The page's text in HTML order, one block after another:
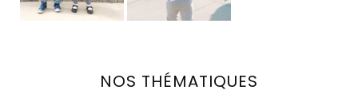
NOS THÉMATIQUES